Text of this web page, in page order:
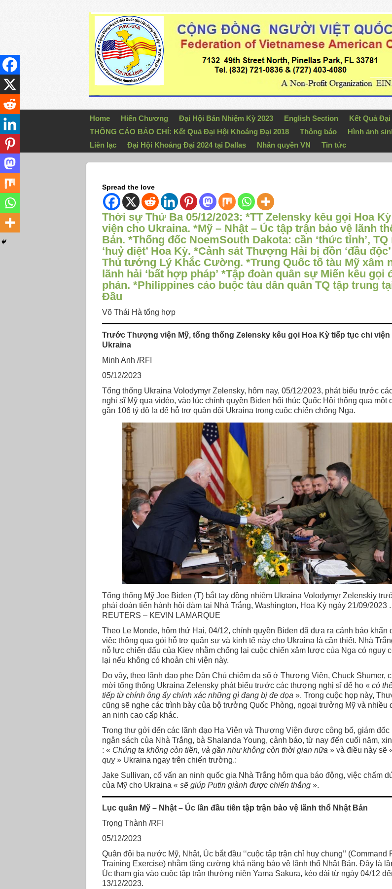
Home Hiến Chương Đại Hội Bán Nhiệm Kỳ 2023 English Section
Kết Quả Đại
THÔNG CÁO BÁO CHÍ: Kết Quả Đại Hội Khoáng Đại 2018
Thông báo Hình ảnh
Liên lạc
Đại Hội Khoáng Đại 2024 tại Dallas Nhân quyền VN Tin tức
Spread the love
Thời sự Thứ Ba 05/12/2023: *TT Zelensky kêu gọi Hoa
viện cho Ukraina. *Mỹ – Nhật – Úc tập trận bảo vệ lãnh
Bản. *Thống đốc NoemSouth Dakota: cần ‘thức tỉnh’, TQ
‘huỷ diệt’ Hoa Kỳ. *Cảnh sát Thượng Hải bị đồn ‘đầu
Thủ tướng Lý Khắc Cường. *Trung Quốc tố tàu Mỹ xâm
lãnh hải ‘bất hợp pháp’ *Tập đoàn quân sự Miến kêu gọi
phán. *Philippines cáo buộc tàu dân quân TQ tập trung
Đầu
Võ Thái Hà tổng hợp
Trước Thượng viện Mỹ, tổng thống Zelensky kêu gọi Hoa Kỳ tiếp tục chi viện
Ukraina
Minh Anh /RFI
05/12/2023
Tổng thống Ukraina Volodymyr Zelensky, hôm nay, 05/12/2023, phát biểu trước
nghị sĩ Mỹ qua vidéo, vào lúc chính quyền Biden hối thúc Quốc Hội thông qua một
gần 106 tỷ đô la để hỗ trợ quân đội Ukraina trong cuộc chiến chống Nga.
Tổng thống Mỹ Joe Biden (T) bắt tay đồng nhiệm Ukraina Volodymyr Zelenskiy
phái đoàn tiến hành hội đàm tại Nhà Trắng, Washington, Hoa Kỳ ngày 21/09/2023 .
REUTERS – KEVIN LAMARQUE
Theo Le Monde, hôm thứ Hai, 04/12, chính quyền Biden đã đưa ra cảnh báo khẩn
việc thông qua gói hỗ trợ quân sự và kinh tế này cho Ukraina là cần thiết. Nhà
nỗ lực chiến đấu của Kiev nhằm chống lại cuộc chiến xâm lược của Nga có nguy
lại nếu không có khoản chi viện này.
Do vậy, theo lãnh đạo phe Dân Chủ chiếm đa số ở Thượng Viện, Chuck Shumer,
mời tổng thống Ukraina Zelensky phát biểu trước các thượng nghị sĩ để họ « có
tiếp từ chính ông ấy chính xác những gì đang bị đe dọa ». Trong cuộc họp này,
cũng sẽ nghe các trình bày của bộ trưởng Quốc Phòng, ngoại trưởng Mỹ và nhiều
an ninh cao cấp khác.
Trong thư gởi đến các lãnh đạo Hạ Viện và Thượng Viện được công bố, giám đốc
ngân sách của Nhà Trắng, bà Shalanda Young, cảnh báo, từ nay đến cuối năm,
: « Chúng ta không còn tiền, và gần như không còn thời gian nữa » và điều này sẽ
quỵ» Ukraina ngay trên chiến trường.:
Jake Sullivan, cố vấn an ninh quốc gia Nhà Trắng hôm qua báo động, việc chấm
của Mỹ cho Ukraina « sẽ giúp Putin giành được chiến thắng».
Lục quân Mỹ – Nhật – Úc lần đầu tiên tập trận bảo vệ lãnh thổ Nhật Bản
Trọng Thành /RFI
05/12/2023
Quân đội ba nước Mỹ, Nhật, Úc bắt đầu ‘‘cuộc tập trận chỉ huy chung’’ (Command
Training Exercise) nhằm tăng cường khả năng bảo vệ lãnh thổ Nhật Bản. Đây là
Úc tham gia vào cuộc tập trận thường niên Yama Sakura, kéo dài từ ngày 04/12
13/12/2023.